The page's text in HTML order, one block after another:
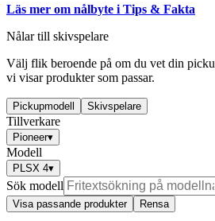
Läs mer om nålbyte i Tips & Fakta
Nålar till skivspelare
Välj flik beroende på om du vet din
vi visar produkter som passar.
Pickupmodell Skivspelare
Tillverkare
Pioneer▾
Modell
PLSX 4▾
Sök modell
Visa passande produkter Rensa